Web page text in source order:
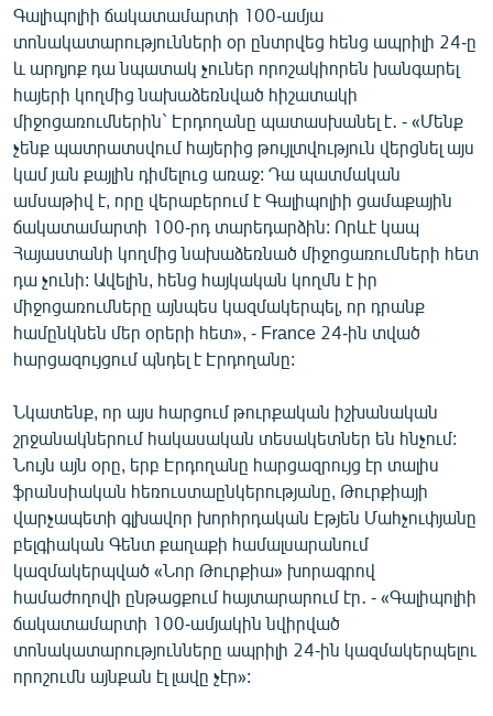
Գալիպոլիի ճակատամարտի 100-ամյա
տոնակատարությունների օր ընտրվեց հենց ապրիլի 24-ը
և արդյոք դա նպատակ չուներ որոշակիորեն խանգարել
հայերի կողմից նախաձեռնված հիշատակի
միջոցառումներին` Էրդողանը պատասխանել է․ - «Մենք
չենք պատրատսվում հայերից թույլտվություն վերցնել այս
կամ յան քայլին դիմելուց առաջ: Դա պատմական
ամսաթիվ է, որը վերաբերում է Գալիպոլիի ցամաքային
ճակատամարտի 100-րդ տարեդարձին: Որևէ կապ
Հայաստանի կողմից նախաձեռնած միջոցառումների հետ
դա չունի: Ավելին, հենց հայկական կողմն է իր
միջոցառումները այնպես կազմակերպել, որ դրանք
համընկնեն մեր օրերի հետ», - France 24-ին տված
հարցազույցում պնդել է Էրդողանը:
Նկատենք, որ այս հարցում թուրքական իշխանական
շրջանակներում հակասական տեսակետներ են հնչում:
Նույն այն օրը, երբ Էրդողանը հարցազրույց էր տալիս
ֆրանսիական հեռուստաընկերությանը, Թուրքիայի
վարչապետի գլխավոր խորհրդական Էթյեն Մահչուփյանը
բելգիական Գենտ քաղաքի համալսարանում
կազմակերպված «Նոր Թուրքիա» խորագրով
համաժողովի ընթացքում հայտարարում էր․ - «Գալիպոլիի
ճակատամարտի 100-ամյակին նվիրված
տոնակատարությունները ապրիլի 24-ին կազմակերպելու
որոշումն այնքան էլ լավը չէր»: